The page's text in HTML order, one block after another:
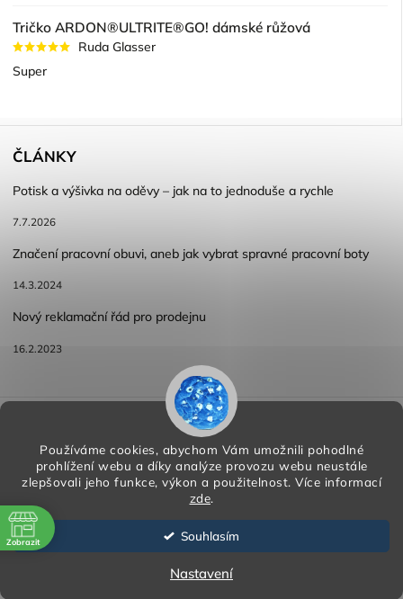
Používáme cookies, abychom Vám umožnili pohodlné
prohlížení webu a díky analýze provozu webu neustále
zlepšovali jeho funkce, výkon a použitelnost. Více informací
zde.
Souhlasím
Nastavení
Tričko ARDON®ULTRITE®GO! dámské růžová
Ruda Glasser
Super
ČLÁNKY
Potisk a výšivka na oděvy – jak na to jednoduše a rychle
7.7.2026
Značení pracovní obuvi, aneb jak vybrat spravné pracovní boty
14.3.2024
Nový reklamační řád pro prodejnu
16.2.2023
Reklamace a vracení zboží
Podmínky ochrany osobních údajů
Copyright 2026 HORA PP s.r.o.
Shoptet | Design
Zobrazit